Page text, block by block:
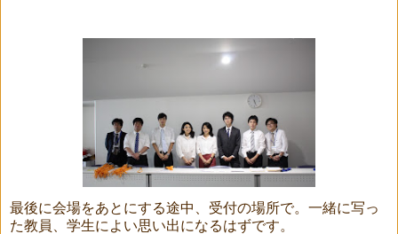
最後に会場をあとにする途中、受付の場所で。一緒に写っ
た教員、学生によい思い出になるはずです。